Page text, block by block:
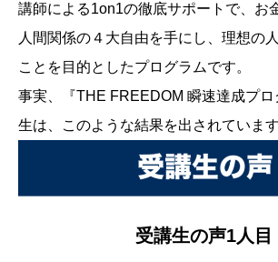
講師による1on1の徹底サポートで、お
人間関係の４大自由を手にし、理想の
ことを目的としたプログラムです。
事実、『THE FREEDOM 瞬速達成プ
生は、このような結果を出されています
受講生の声1人目